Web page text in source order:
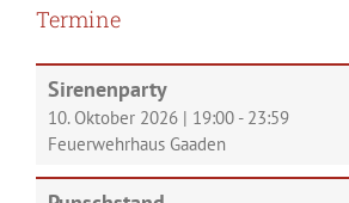
Termine
Sirenenparty
10. Oktober 2026 | 19:00 - 23:59
Feuerwehrhaus Gaaden